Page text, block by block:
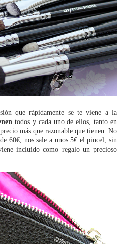
que rápidamente se te viene a la
todos y cada uno de ellos, tanto en
más que razonable que tienen. No
60€, nos sale a unos 5€ el pincel, sin
incluido como regalo un precioso